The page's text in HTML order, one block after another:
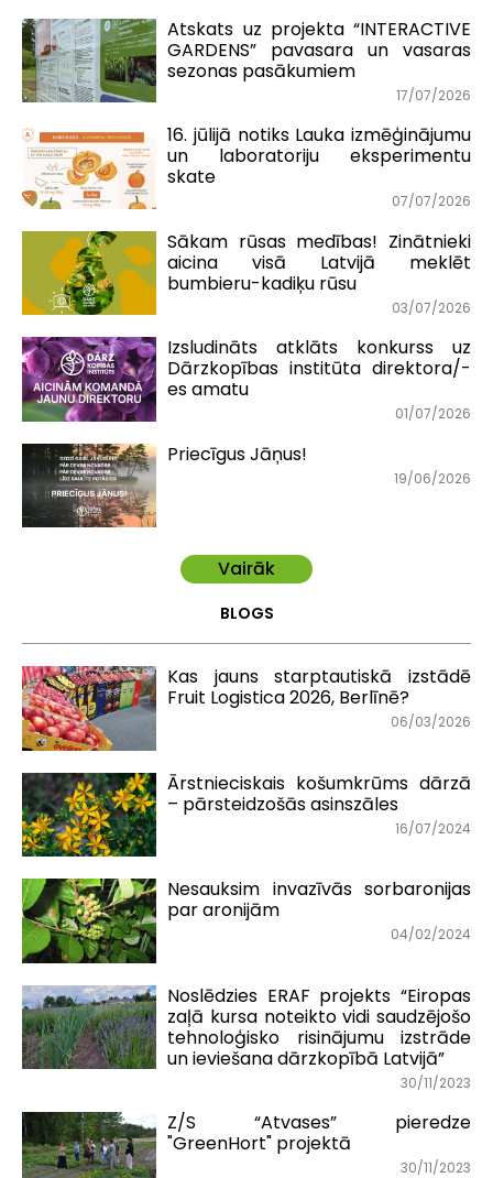
Atskats uz projekta “INTERACTIVE
GARDENS” pavasara un vasaras
sezonas pasākumiem
17/07/2026
16. jūlijā notiks Lauka izmēģinājumu
un laboratoriju eksperimentu
skate
07/07/2026
Sākam rūsas medības! Zinātnieki
aicina visā Latvijā meklēt
bumbieru-kadiķu rūsu
03/07/2026
Izsludināts atklāts konkurss uz
Dārzkopības institūta direktora/-
es amatu
01/07/2026
Priecīgus Jāņus!
19/06/2026
Vairāk
BLOGS
Kas jauns starptautiskā izstādē
Fruit Logistica 2026, Berlīnē?
06/03/2026
Ārstnieciskais košumkrūms dārzā
– pārsteidzošās asinszāles
16/07/2024
Nesauksim invazīvās sorbaronijas
par aronijām
04/02/2024
Noslēdzies ERAF projekts “Eiropas
zaļā kursa noteikto vidi saudzējošo
tehnoloģisko risinājumu izstrāde
un ieviešana dārzkopībā Latvijā”
30/11/2023
Z/S “Atvases” pieredze
"GreenHort" projektā
30/11/2023